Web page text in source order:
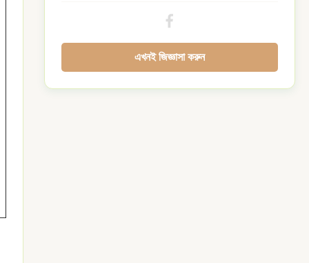
এখনই জিজ্ঞাসা করুন